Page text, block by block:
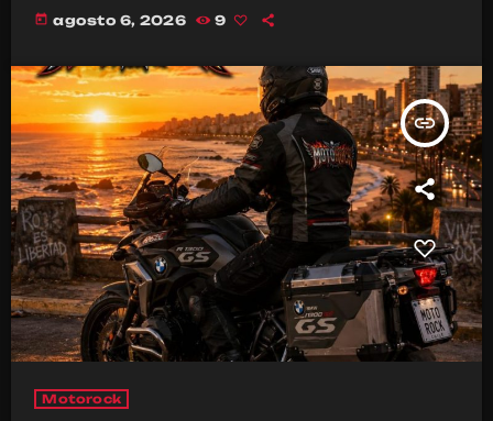
today agosto 6, 2026 9
insert_link
Motorock